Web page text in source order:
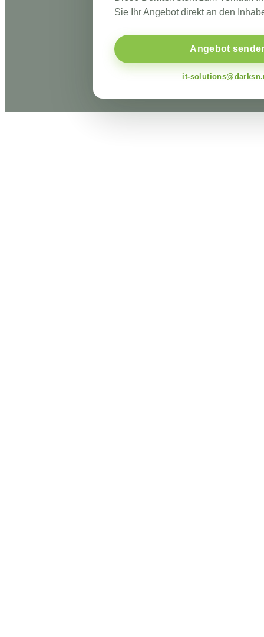
Sie Ihr Angebot direkt an den
Angebot
it-